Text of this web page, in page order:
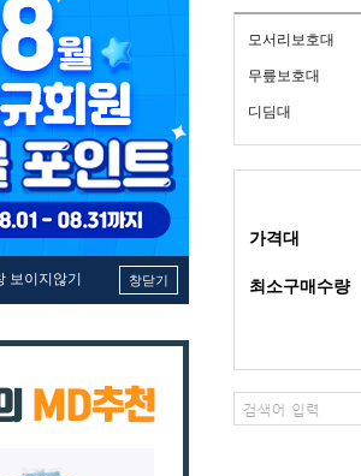
보이지않기 창닫기
모서리보호대
무릎보호대
디딤대
가격대
최소구매수량